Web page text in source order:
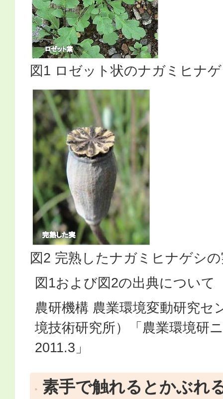
図1 ロゼット状のナガミヒナ
図2 完熟したナガミヒナゲシ
図1および図2の出典について
農研機構 農業環境変動研究セ
境技術研究所）「農業環境研
2011.3」
素手で触れるとかぶれ